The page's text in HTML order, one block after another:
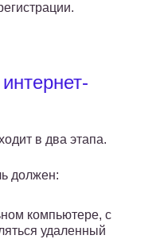
в два этапа.
должен:
компьютере, с
удаленный